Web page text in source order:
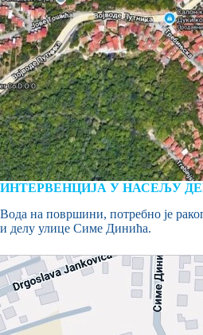
ИНТЕРВЕНЦИЈА У НАСЕЉУ
Вода на површини, потребно је
и делу улице Симе Динића.